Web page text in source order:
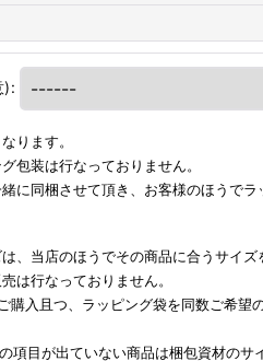
):
ります。
包装は行なっておりません。
に同梱させて頂き、お客様のほうでラ
、当店のほうでその商品に合うサイズ
は行なっておりません。
購入且つ、ラッピング袋を同数ご希
項目が出ていない商品は梱包資材のサ